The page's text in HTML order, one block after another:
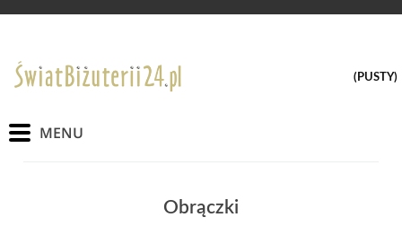
(PUSTY)
Obrączki